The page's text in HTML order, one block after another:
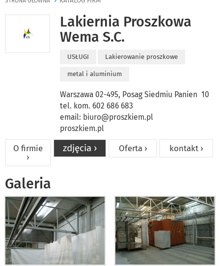
Lakiernia Proszkowa
Wema S.C.
USŁUGI Lakierowanie proszkowe
metal i aluminium
Warszawa 02-495, Posag Siedmiu Panien 10
tel. kom. 602 686 683
email: biuro@proszkiem.pl
proszkiem.pl
O firmie
›
zdjęcia › Oferta › kontakt ›
Galeria